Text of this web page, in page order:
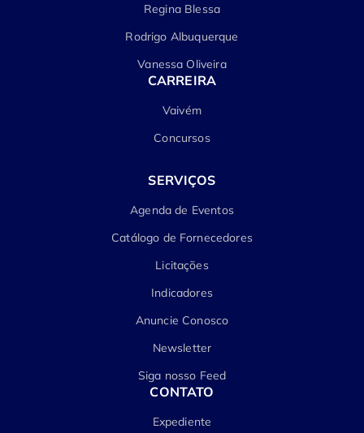
Regina Blessa
Rodrigo Albuquerque
Vanessa Oliveira
CARREIRA
Vaivém
Concursos
SERVIÇOS
Agenda de Eventos
Catálogo de Fornecedores
Licitações
Indicadores
Anuncie Conosco
Newsletter
Siga nosso Feed
CONTATO
Expediente